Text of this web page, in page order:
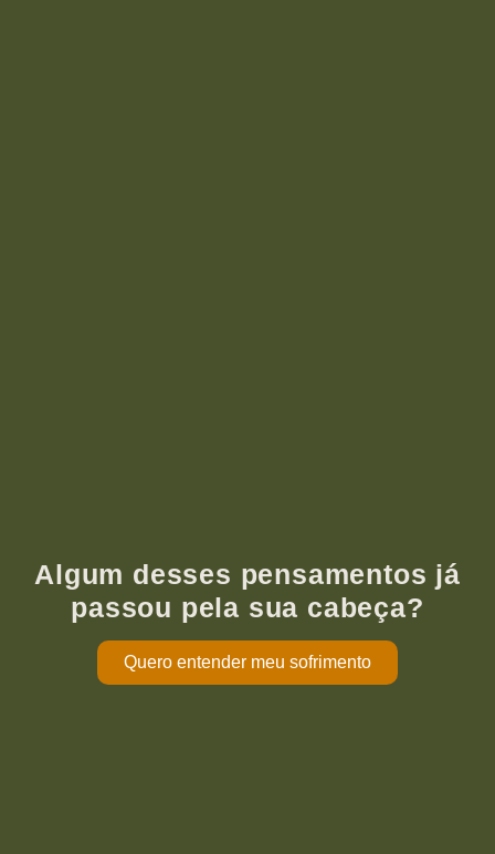
Algum desses pensamentos já
passou pela sua cabeça?
Quero entender meu sofrimento